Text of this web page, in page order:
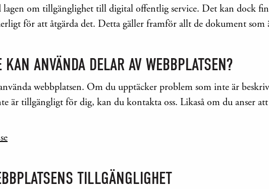
om tillgänglighet till digital offentlig service. Det kan dock
för att åtgärda det. Detta gäller framför allt de dokument
ANVÄNDA DELAR AV WEBBPLATSEN?
webbplatsen. Om du upptäcker problem som inte är
är tillgängligt för dig, kan du kontakta oss. Likaså om du anser
TILLGÄNGLIGHET